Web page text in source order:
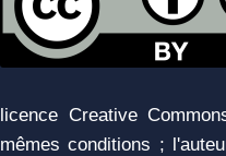
licence Creative
mêmes conditions ;